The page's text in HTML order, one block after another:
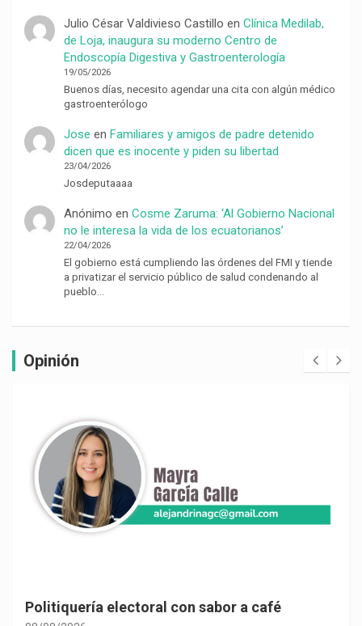
Julio César Valdivieso Castillo en Clínica Medilab,
de Loja, inaugura su moderno Centro de
Endoscopía Digestiva y Gastroenterología
19/05/2026
Buenos días, necesito agendar una cita con algún médico
gastroenterólogo
Jose en Familiares y amigos de padre detenido
dicen que es inocente y piden su libertad
23/04/2026
Josdeputaaaa
Anónimo en Cosme Zaruma: ‘Al Gobierno Nacional
no le interesa la vida de los ecuatorianos’
22/04/2026
El gobierno está cumpliendo las órdenes del FMI y tiende
a privatizar el servicio público de salud condenando al
pueblo…
Opinión
Politiquería electoral con sabor a café